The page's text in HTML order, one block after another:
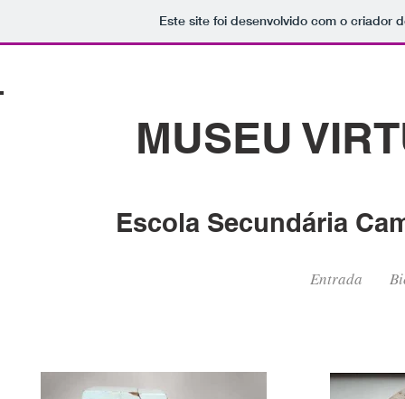
Este site foi desenvolvido com o criador
MUSEU
Escola Secundária
Entrada